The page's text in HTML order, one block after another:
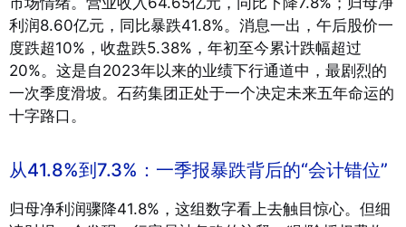
利润8.60亿元，同比暴跌41.8%。消息一出，午后股价一
度跌超10%，收盘跌5.38%，年初至今累计跌幅超过
20%。这是自2023年以来的业绩下行通道中，最剧烈的
一次季度滑坡。石药集团正处于一个决定未来五年命运的
十字路口。
从41.8%到7.3%：一季报暴跌背后的“会计错位”
归母净利润骤降41.8%，这组数字看上去触目惊心。但细